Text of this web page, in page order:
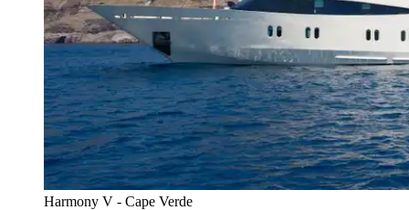
Harmony V - Cape Verde